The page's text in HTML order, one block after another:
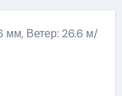
мм, Ветер: 26.6 м/